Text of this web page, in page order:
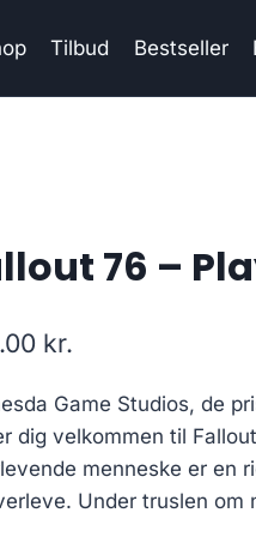
Tilbud Bestseller
76 –
kr.
Game Studios, de
dig velkommen til
menneske er en
Under truslen om